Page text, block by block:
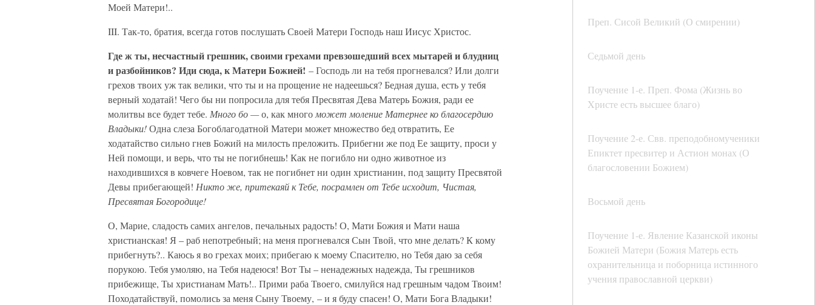
Преп. Сисой Великий (О смирении)
Седьмой день
Поучение 1-е. Преп. Фома (Жизнь во
Xристе есть высшее благо)
Поучение 2-е. Свв. преподобномученики
Епиктет пресвитер и Астион монах (О
благословении Божием)
Восьмой день
Поучение 1-е. Явление Казанской иконы
Божией Матери (Божия Матерь есть
охранительница и поборница истинного
учения православной церкви)
Моей Матери!..
III. Так-то, братия, всегда готов послушать Своей Матери Господь наш Иисус Христос.
Где ж ты, несчастный грешник, своими грехами превзошедший всех мытарей и блудниц
и разбойников? Иди сюда, к Матери Божией! – Господь ли на тебя прогневался? Или долги
грехов твоих уж так велики, что ты и на прощение не надеешься? Бедная душа, есть у тебя
верный ходатай! Чего бы ни попросила для тебя Пресвятая Дева Матерь Божия, ради ее
молитвы все будет тебе. Много бо —о, как много может моление Матернее ко благосердию
Владыки!Одна слеза Богоблагодатной Матери может множество бед отвратить, Ее
ходатайство сильно гнев Божий на милость преложить. Прибегни же под Ее защиту, проси у
Ней помощи, и верь, что ты не погибнешь! Как не погибло ни одно животное из
находившихся в ковчеге Ноевом, так не погибнет ни один христианин, под защиту Пресвятой
Девы прибегающей! Никто же, притекаяй к Тебе, посрамлен от Тебе исходит, Чистая,
Пресвятая Богородице!
О, Марие, сладость самих ангелов, печальных радость! О, Мати Божия и Мати наша
христианская! Я – раб непотребный; на меня прогневался Сын Твой, что мне делать? К кому
прибегнуть?.. Каюсь я во грехах моих; прибегаю к моему Спасителю, но Тебя даю за себя
порукою. Тебя умоляю, на Тебя надеюся! Вот Ты – ненадежных надежда, Ты грешников
прибежище, Ты христианам Мать!.. Прими раба Твоего, смилуйся над грешным чадом Твоим!
Походатайствуй, помолись за меня Сыну Твоему, – и я буду спасен! О, Мати Бога Владыки!